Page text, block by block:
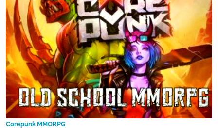
Corepunk MMORPG